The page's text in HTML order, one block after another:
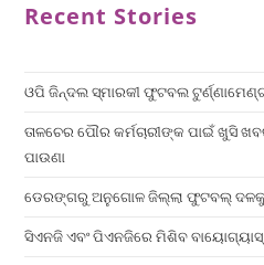
Recent Stories
ଓପି ଜିନ୍ଦଲ ସ୍ମାରକୀ ଫୁଟବଲ
ତାଳଚେର ପୌର କର୍ମଚାରୀଙ୍କ ପାଇଁ ଖୁସି
ପାଉଣା
ଡେରଙ୍ଗରୁ ଅନୁଗୋଳ ଜିଲ୍ଲା ଫୁଟବଲ୍ ଦଳକୁ
ସିଏନଜି ଏବଂ ପିଏନଜିରେ ମିଶିବ